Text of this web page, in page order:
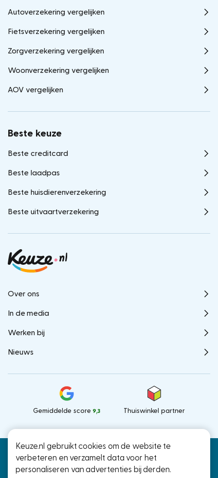
Keuze.nl gebruikt cookies om de website te
verbeteren en verzamelt data voor het
personaliseren van advertenties bij derden.
Over ons
In de media
Werken bij
Nieuws
Gemiddelde score 9,3 Thuiswinkel partner
Autoverzekering vergelijken
Fietsverzekering vergelijken
Zorgverzekering vergelijken
Woonverzekering vergelijken
AOV vergelijken
Beste keuze
Beste creditcard
Beste laadpas
Beste huisdierenverzekering
Beste uitvaartverzekering
Keuze.nl B.V.
Ramstraat 27, Utrecht